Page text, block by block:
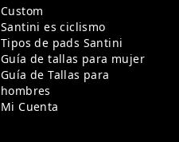
Custom
Santini es ciclismo
Tipos de pads Santini
Guía de tallas para mujer
Guía de Tallas para
hombres
Mi Cuenta